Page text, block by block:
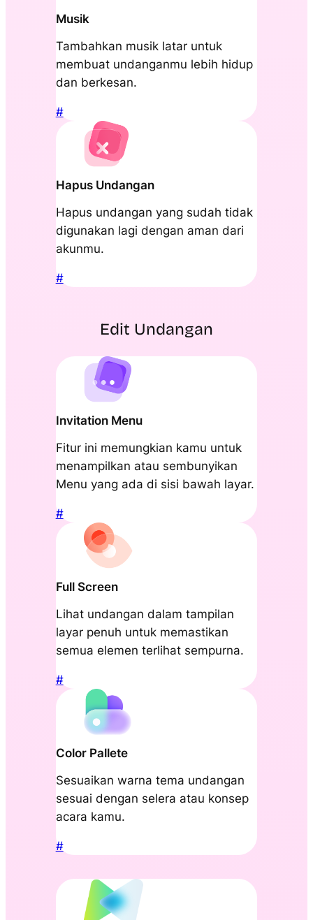
Musik
Tambahkan musik latar untuk
membuat undanganmu lebih hidup
dan berkesan.
#
Hapus Undangan
Hapus undangan yang sudah tidak
digunakan lagi dengan aman dari
akunmu.
#
Edit Undangan
Invitation Menu
Fitur ini memungkian kamu untuk
menampilkan atau sembunyikan
Menu yang ada di sisi bawah layar.
#
Full Screen
Lihat undangan dalam tampilan
layar penuh untuk memastikan
semua elemen terlihat sempurna.
#
Color Pallete
Sesuaikan warna tema undangan
sesuai dengan selera atau konsep
acara kamu.
#